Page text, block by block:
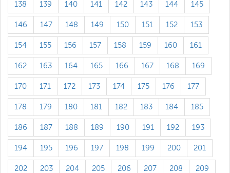
138 139 140 141 142 143 144 145
146 147 148 149 150 151 152 153
154 155 156 157 158 159 160 161
162 163 164 165 166 167 168 169
170 171 172 173 174 175 176 177
178 179 180 181 182 183 184 185
186 187 188 189 190 191 192 193
194 195 196 197 198 199 200 201
202 203 204 205 206 207 208 209